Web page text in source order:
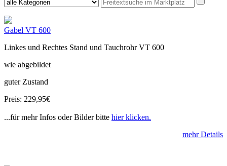
Gabel VT 600
Linkes und Rechtes Stand und Tauchrohr VT 600
wie abgebildet
guter Zustand
Preis: 229,95€
...für mehr Infos oder Bilder bitte hier klicken.
mehr Details